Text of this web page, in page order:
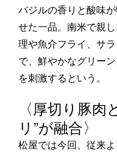
バジルの香りと酸味
せた一品。南米で親
理や魚介フライ、サ
で、鮮やかなグリー
を刺激するという。
〈厚切り豚肉
リ”が融合〉
松屋では今回、従来